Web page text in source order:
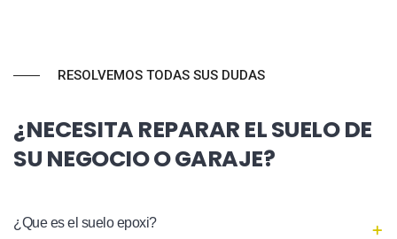
RESOLVEMOS TODAS SUS DUDAS
¿NECESITA REPARAR EL SUELO DE
SU NEGOCIO O GARAJE?
¿Que es el suelo epoxi?